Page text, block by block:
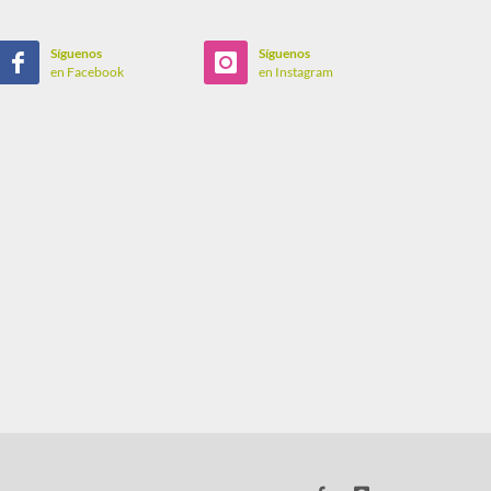
Síguenos
en Facebook
Síguenos
en Instagram